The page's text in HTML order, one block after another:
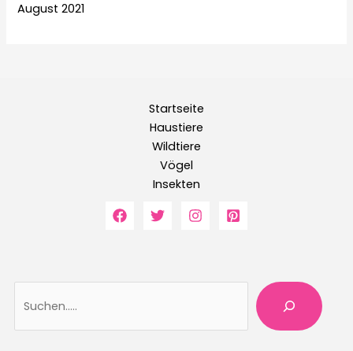
August 2021
Startseite
Haustiere
Wildtiere
Vögel
Insekten